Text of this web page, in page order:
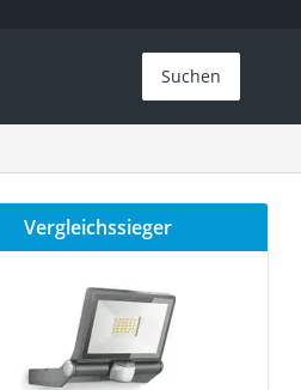
Suchen
Vergleichssieger